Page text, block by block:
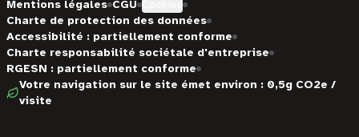
Mentions légales CGU
Charte de protection des données
Accessibilité : partiellement conforme
Charte responsabilité sociétale d'entreprise
RGESN : partiellement conforme
Votre navigation sur le site émet environ : 0,5g CO2e /
visite